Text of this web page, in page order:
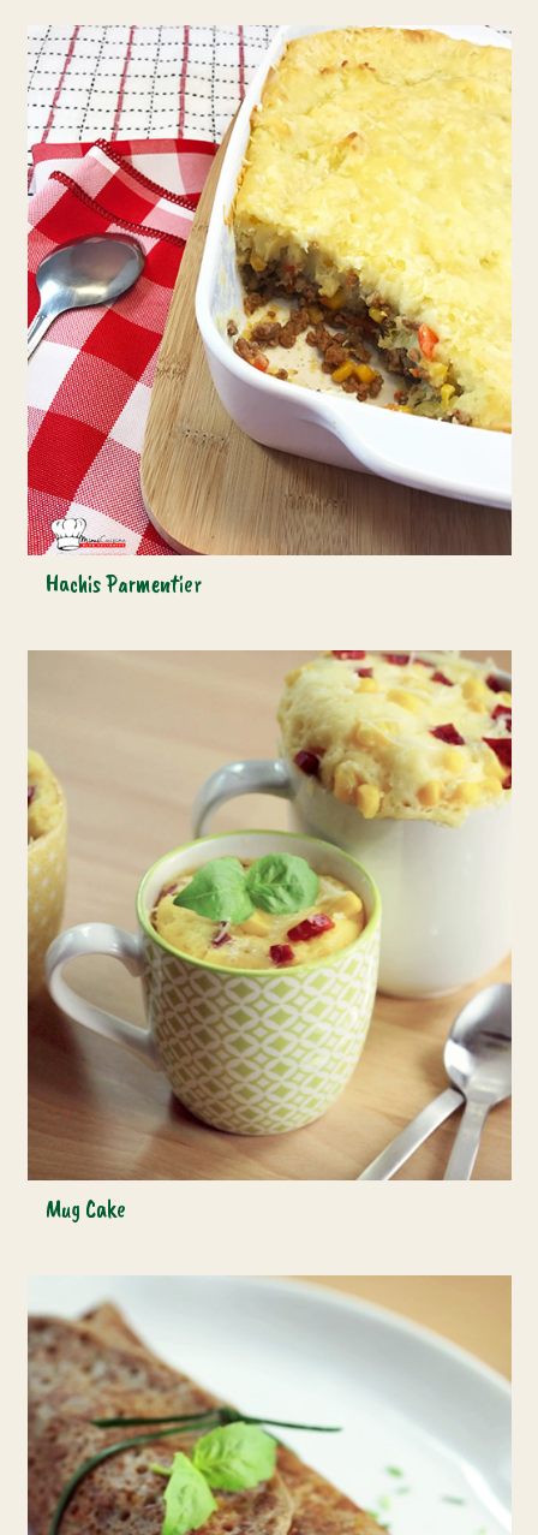
Hachis Parmentier
Mug Cake